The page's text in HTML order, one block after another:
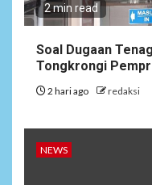
2 min read
Soal Dugaan
Tongkrongi
2 hari ago redaksi
NEWS